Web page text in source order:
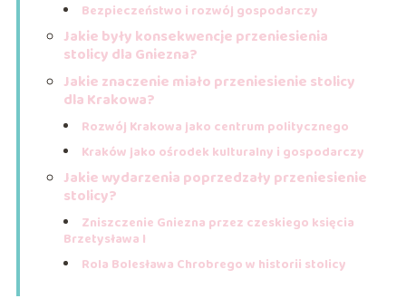
Bezpieczeństwo i rozwój gospodarczy
Jakie były konsekwencje przeniesienia
stolicy dla Gniezna?
Jakie znaczenie miało przeniesienie stolicy
dla Krakowa?
Rozwój Krakowa jako centrum politycznego
Kraków jako ośrodek kulturalny i gospodarczy
Jakie wydarzenia poprzedzały przeniesienie
stolicy?
Zniszczenie Gniezna przez czeskiego księcia
Brzetysława I
Rola Bolesława Chrobrego w historii stolicy